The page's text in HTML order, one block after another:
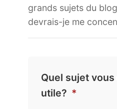
grands sujets du
devrais-je me
Quel sujet
utile? *